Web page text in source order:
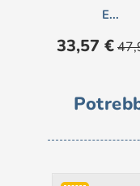
E...
Prezzo
33,57 €
base